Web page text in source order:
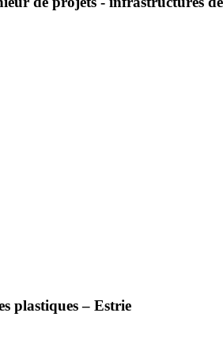
plastiques – Estrie